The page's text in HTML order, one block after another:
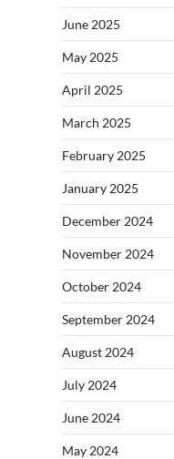
June 2025
May 2025
April 2025
March 2025
February 2025
January 2025
December 2024
November 2024
October 2024
September 2024
August 2024
July 2024
June 2024
May 2024